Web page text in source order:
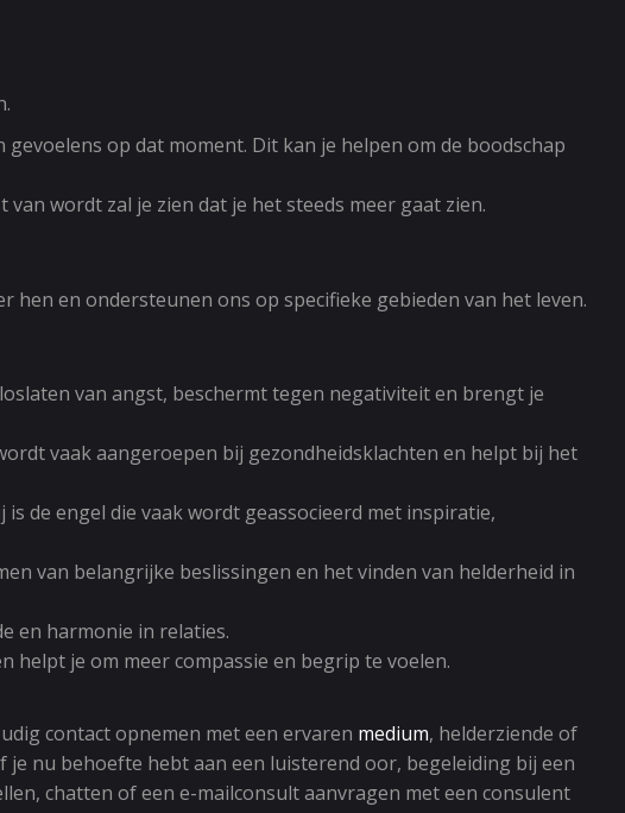
op dat moment. Dit kan je helpen om de boodschap
wordt zal je zien dat je het steeds meer gaat zien.
en ondersteunen ons op specifieke gebieden van het leven.
van angst, beschermt tegen negativiteit en brengt je
vaak aangeroepen bij gezondheidsklachten en helpt bij het
de engel die vaak wordt geassocieerd met inspiratie,
van belangrijke beslissingen en het vinden van helderheid in
en harmonie in relaties.
helpt je om meer compassie en begrip te voelen.
contact opnemen met een ervaren medium, helderziende of
je nu behoefte hebt aan een luisterend oor, begeleiding bij een
chatten of een e-mailconsult aanvragen met een consulent